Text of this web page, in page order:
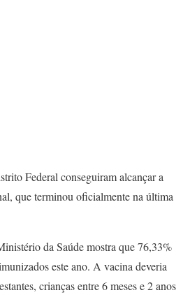
Federal conseguiram alcançar a
que terminou oficialmente na última
da Saúde mostra que 76,33%
este ano. A vacina deveria
crianças entre 6 meses e 2 anos